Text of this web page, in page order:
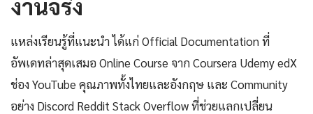
งานจริง
แหล่งเรียนรู้ที่แนะนำ ได้แก่ Official Documentation ที่
อัพเดทล่าสุดเสมอ Online Course จาก Coursera Udemy edX
ช่อง YouTube คุณภาพทั้งไทยและอังกฤษ และ Community
อย่าง Discord Reddit Stack Overflow ที่ช่วยแลกเปลี่ยน